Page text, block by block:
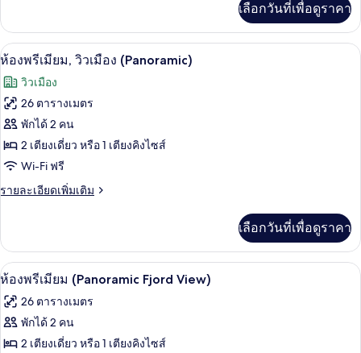
ลี่เกี่ยว
กับ
ห้อง
มิ
ลี่
เลือกวันที่เพื่อดูราคา
เปิด
ภาพถ่าย
ทั้งหมด
ของ
ห้อง
พรีเมียม,
วิว
(Panoramic)
เครื่องนอนป้องกันสารก่อภูมิแพ้, มินิบา
7
ห้องพรีเมียม, วิวเมือง (Panoramic)
วิวเมือง
26 ตารางเมตร
พักได้ 2 คน
2 เตียงเดี่ยว หรือ 1 เตียงคิงไซส์
Wi-Fi ฟรี
รายละเอียดเพิ่มเติม
ราย
เกี่ยว
กับ
ห้อง
วิว
เมือง
(Panoramic)
เลือกวันที่เพื่อดูราคา
เปิด
ภาพถ่าย
ทั้งหมด
ของ
เครื่องนอนป้องกันสารก่อภูมิแพ้, มินิบา
6
ห้องพรีเมียม (Panoramic Fjord View)
26 ตารางเมตร
พักได้ 2 คน
2 เตียงเดี่ยว หรือ 1 เตียงคิงไซส์